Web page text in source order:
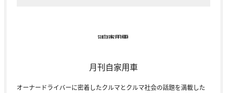
月刊自家用車
オーナードライバーに密着したクルマとクルマ社会の話題を満載した